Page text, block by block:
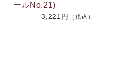
ールNo.21)
3,221円 （税込）